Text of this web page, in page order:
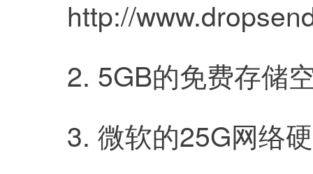
http://
2. 5GB的免费存
3. 微软的25G网络